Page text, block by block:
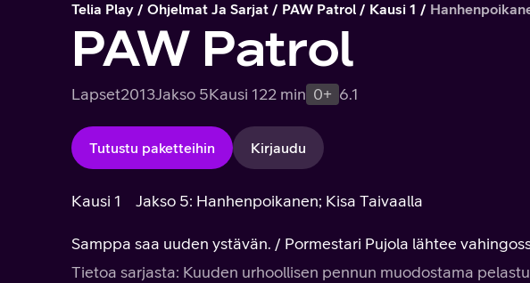
Telia Play Ohjelmat Ja Sarjat PAW Patrol Kausi 1
PAW Patrol
Lapset2013Jakso 5Kausi 122 min 0+ 6.1
Tutustu paketteihin Kirjaudu
Kausi 1 Jakso 5: Hanhenpoikanen; Kisa Taivaalla
Samppa saa uuden ystävän. / Pormestari Pujola lähtee
Tietoa sarjasta: Kuuden urhoollisen pennun muodostama